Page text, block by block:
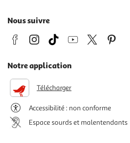
Nous suivre
Notre application
Télécharger
Accessibilité : non conforme
Espace sourds et malentendants